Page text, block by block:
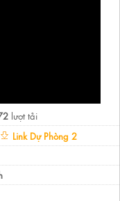
lượt tải
Link Dự Phòng 2